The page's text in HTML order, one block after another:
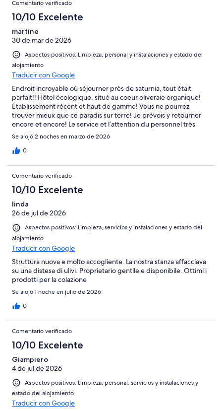
Normal
una
puntuación
Mediocre
una
puntuación
de
Horrible
Comentario verificado
10/10 Excelente
martine
30 de mar de 2026
Aspectos positivos: Limpieza, personal y instalaciones y estado del
alojamiento
Traducir con Google
Endroit incroyable où séjourner près de saturnia, tout était
parfait!! Hôtel écologique, situé au coeur oliveraie organique!
Établissement récent et haut de gamme! Vous ne pourrez
trouver mieux que ce paradis sur terre! Je prévois y retourner
encore et encore! Le service et l’attention du personnel très
chaleureux sont également à souligner! Merci pour votre accueil
inoubliable ❤️
Se alojó 2 noches en marzo de 2026
0
Comentario verificado
10/10 Excelente
linda
26 de jul de 2026
Aspectos positivos: Limpieza, servicios y instalaciones y estado del
alojamiento
Traducir con Google
Struttura nuova e molto accogliente. La nostra stanza affacciava
su una distesa di ulivi. Proprietario gentile e disponibile. Ottimi i
prodotti per la colazione
Se alojó 1 noche en julio de 2026
0
Comentario verificado
10/10 Excelente
Giampiero
4 de jul de 2026
Aspectos positivos: Limpieza, personal, servicios y instalaciones y
estado del alojamiento
Traducir con Google